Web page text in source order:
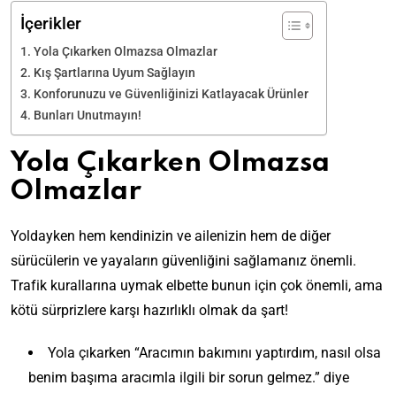
İçerikler
Yola Çıkarken Olmazsa Olmazlar
Kış Şartlarına Uyum Sağlayın
Konforunuzu ve Güvenliğinizi Katlayacak Ürünler
Bunları Unutmayın!
Yola Çıkarken Olmazsa
Olmazlar
Yoldayken hem kendinizin ve ailenizin hem de diğer
sürücülerin ve yayaların güvenliğini sağlamanız önemli.
Trafik kurallarına uymak elbette bunun için çok önemli, ama
kötü sürprizlere karşı hazırlıklı olmak da şart!
Yola çıkarken “Aracımın bakımını yaptırdım, nasıl olsa
benim başıma aracımla ilgili bir sorun gelmez.” diye